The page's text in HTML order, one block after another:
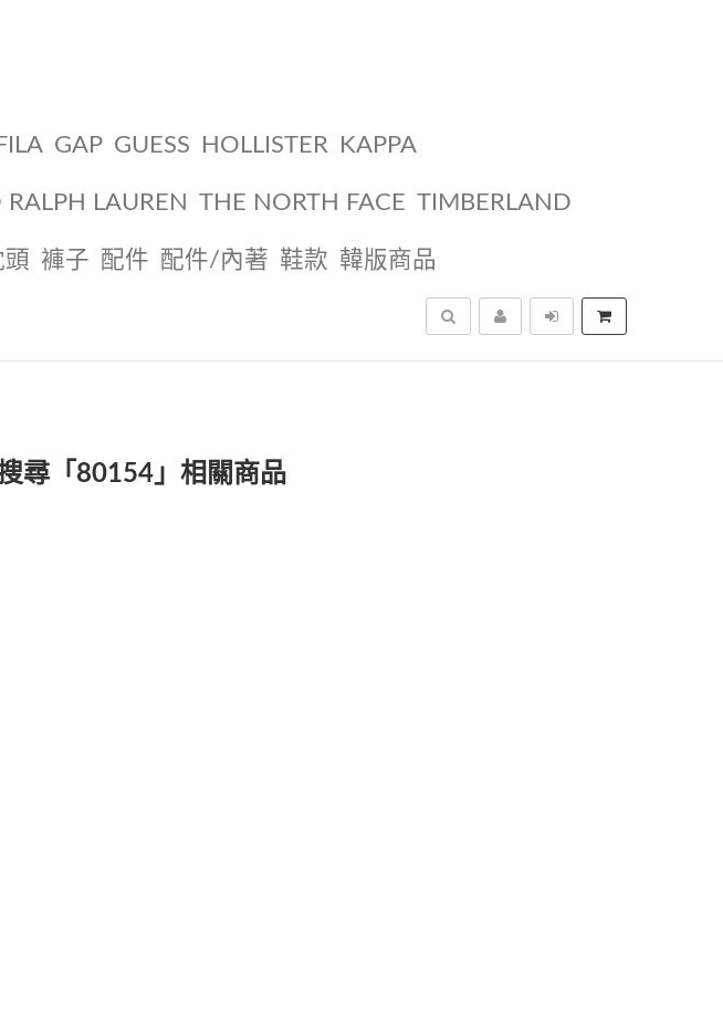
FILA GAP GUESS HOLLISTER KAPPA
RALPH LAUREN THE NORTH FACE TIMBERLAND
頭 褲子 配件 配件/內著 鞋款 韓版商品
搜尋
尋「80154」相關商品